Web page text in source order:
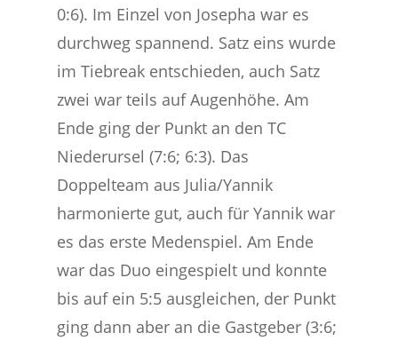
0:6). Im Einzel von Josepha war es
durchweg spannend. Satz eins wurde
im Tiebreak entschieden, auch Satz
zwei war teils auf Augenhöhe. Am
Ende ging der Punkt an den TC
Niederursel (7:6; 6:3). Das
Doppelteam aus Julia/Yannik
harmonierte gut, auch für Yannik war
es das erste Medenspiel. Am Ende
war das Duo eingespielt und konnte
bis auf ein 5:5 ausgleichen, der Punkt
ging dann aber an die Gastgeber (3:6;